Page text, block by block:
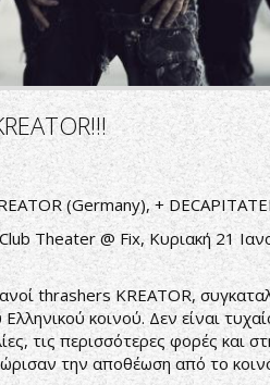
(Germany), +
Theater @ Fix, Κυριακή 21
thrashers KREATOR,
κοινού. Δεν είναι
τις περισσότερες φορές και
την αποθέωση από το